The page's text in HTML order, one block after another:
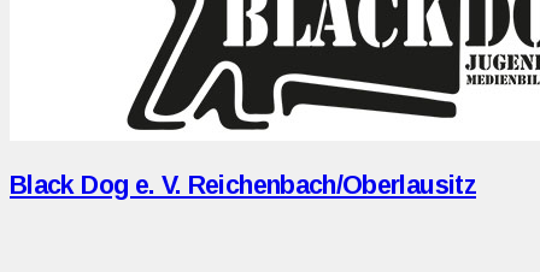
Black Dog e. V. Reichenbach/Oberlausitz